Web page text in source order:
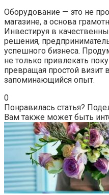
Оборудование — это не
магазине, а основа
Инвестируя в
решения,
успешного бизнеса.
не только привлекать
превращая простой визит
запоминающийся опыт.
0
Понравилась статья?
Вам также может быть